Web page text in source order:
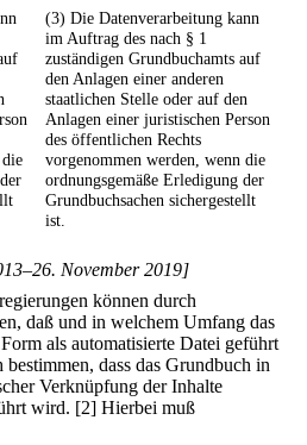
(3) Die Datenverarbeitung kann
im Auftrag des nach § 1
zuständigen Grundbuchamts auf
den Anlagen einer anderen
staatlichen Stelle oder auf den
Anlagen einer juristischen Person
des öffentlichen Rechts
vorgenommen werden, wenn die
ordnungsgemäße Erledigung der
Grundbuchsachen sichergestellt
ist.
November 2019]
können durch
daß und in welchem Umfang das
als automatisierte Datei geführt
dass das Grundbuch in
Verknüpfung der Inhalte
wird. [2] Hierbei muß